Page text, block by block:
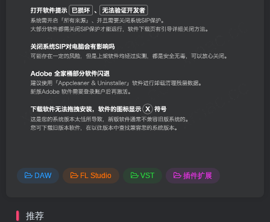
DAW FL Studio VST 插件扩展
推荐